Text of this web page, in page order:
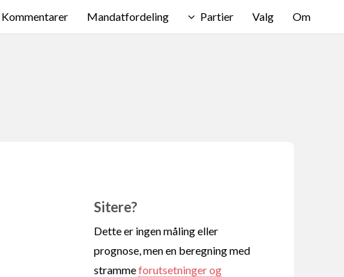
Kommentarer Mandatfordeling Partier Valg Om
Sitere?
Dette er ingen måling eller
prognose, men en beregning med
strammeforutsetninger og